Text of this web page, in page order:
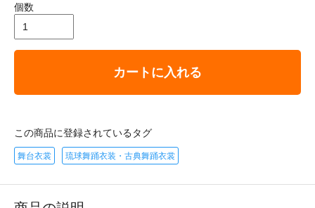
個数
カートに入れる
この商品に登録されているタグ
舞台衣裳 琉球舞踊衣装・古典舞踊衣裳